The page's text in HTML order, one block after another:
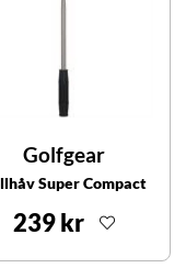
Golfgear
Super Compact
239 kr